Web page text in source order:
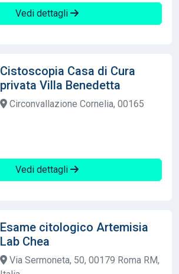
Vedi dettagli
Cistoscopia Casa di Cura
privata Villa Benedetta
Circonvallazione Cornelia, 00165
Vedi dettagli
Esame citologico Artemisia
Lab Chea
Via Sermoneta, 50, 00179 Roma RM,